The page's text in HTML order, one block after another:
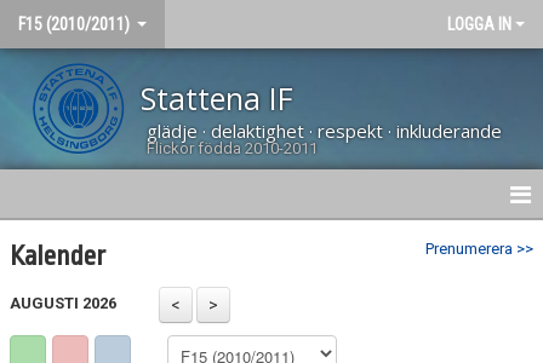
F15 (2010/2011) LOGGA IN
Stattena IF
glädje · delaktighet · respekt · inkluderande
Flickor födda 2010-2011
HEM
NYHETER
Prenumerera >>
Kalender
AUGUSTI 2026